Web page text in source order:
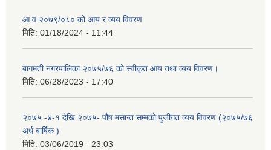
आ.व.२०७९/०८० को आय र व्यय विवरण
मिति: 01/18/2024 - 11:44
बागमती नगरपालिका २०७५/७६ को स्वीकृत आय तथा व्यय विवरण।
मिति: 06/28/2023 - 17:40
२०७५ -४-१ देखि २०७५- पौष मसान्त सम्मको पुजीगत व्यय विवरण (२०७५/७६
अर्ध बार्षिक )
मिति: 03/06/2019 - 23:03